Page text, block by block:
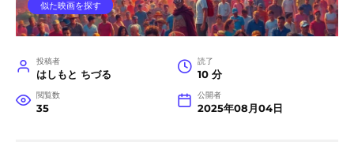
似た映画を探す
投稿者
はしもと ちづる
読了
10 分
閲覧数
35
公開者
2025年08月04日